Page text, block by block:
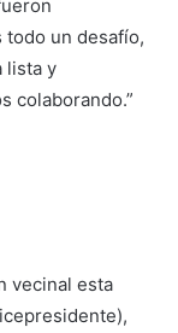
todo un desafío,
lista y
colaborando.”
vecinal esta